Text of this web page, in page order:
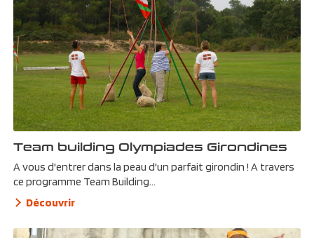
Team building Olympiades Girondines
A vous d'entrer dans la peau d'un parfait girondin ! A travers
ce programme Team Building...
Découvrir